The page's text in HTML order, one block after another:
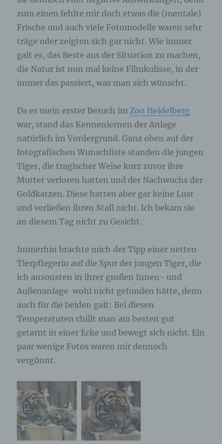
zum einen fehlte mir doch etwas die (mentale)
Frische und auch viele Fotomodelle waren sehr
träge oder zeigten sich gar nicht. Wie immer
galt es, das Beste aus der Situation zu machen,
die Natur ist nun mal keine Filmkulisse, in der
immer das passiert, was man sich wünscht.
Da es mein erster Besuch im Zoo Heidelberg
war, stand das Kennenlernen der Anlage
natürlich im Vordergrund. Ganz oben auf der
fotografischen Wunschliste standen die jungen
Tiger, die tragischer Weise kurz zuvor ihre
Mutter verloren hatten und der Nachwuchs der
Goldkatzen. Diese hatten aber gar keine Lust
und verließen ihren Stall nicht. Ich bekam sie
an diesem Tag nicht zu Gesicht.
Immerhin brachte mich der Tipp einer netten
Tierpflegerin auf die Spur der jungen Tiger, die
ich ansonsten in ihrer großen Innen- und
Außenanlage wohl nicht gefunden hätte, denn
auch für die beiden galt: Bei diesen
Temperaturen chillt man am besten gut
getarnt in einer Ecke und bewegt sich nicht. Ein
paar wenige Fotos waren mir dennoch
vergönnt.
angegebenen personenbezogenen Daten
Registrierung auf unserer Internetseite
Die betroffene Person hat die Möglichkeit, sich auf
der Internetseite des für die Verarbeitung
Verantwortlichen unter Angabe von
für die Verarbeitung Verantwortlichen übermittelt
werden, ergibt sich aus der jeweiligen
Eingabemaske, die für die Registrierung
verwendet wird. Die von der betroffenen Person
eingegebenen personenbezogenen Daten werden
ausschließlich für die interne Verwendung bei dem
für die Verarbeitung Verantwortlichen und für
eigene Zwecke erhoben und gespeichert. Der für
die Verarbeitung Verantwortliche kann die
Weitergabe an einen oder mehrere
Auftragsverarbeiter, beispielsweise einen
Paketdienstleister, veranlassen, der die
personenbezogenen Daten ebenfalls
ausschließlich für eine interne Verwendung, die
zuzurechnen ist, nutzt.
Durch eine Registrierung auf der Internetseite des
für die Verarbeitung Verantwortlichen wird ferner
die vom Internet-Service-Provider (ISP) der
betroffenen Person vergebene IP-Adresse, das
Datum sowie die Uhrzeit der Registrierung
gespeichert. Die Speicherung dieser Daten erfolgt
unserer Dienste verhindert werden kann, und
diese Daten im Bedarfsfall ermöglichen,
begangene Straftaten aufzuklären. Insofern ist die
Speicherung dieser Daten zur Absicherung des für
Eine Weitergabe dieser Daten an Dritte erfolgt
grundsätzlich nicht, sofern keine gesetzliche
Pflicht zur Weitergabe besteht oder die Weitergabe
der Strafverfolgung dient.
Die Registrierung der betroffenen Person unter